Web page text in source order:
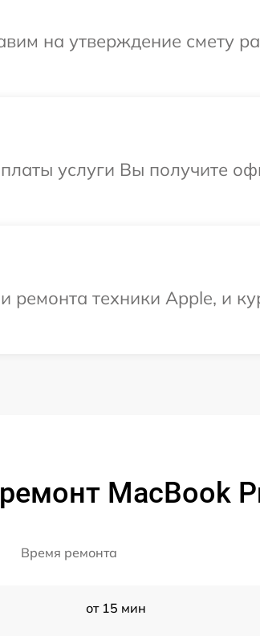
на утверждение смету
услуги Вы получите
техники Apple, и
MacBook
Время ремонта
от 15 мин